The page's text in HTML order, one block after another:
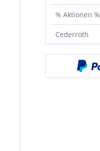
% Aktionen %
Cederroth